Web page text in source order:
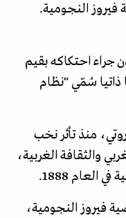
النجومية.
جراء احتكاكه بقيم
ذاتيا سُمّي "نظام
منذ تأثر نخب
والثقافة الغربية،
العام 1888.
فيروز النجومية،